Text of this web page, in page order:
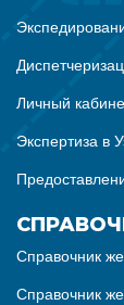
Личный
Экспертиза в
Справочник
Справочник